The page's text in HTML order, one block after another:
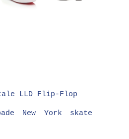
LLD Flip-Flop
New York skate